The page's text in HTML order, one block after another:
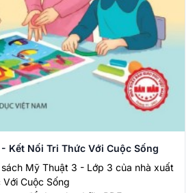
Kết Nối Tri Thức Với Cuộc Sống
Mỹ Thuật 3 - Lớp 3 của nhà xuất
Cuộc Sống